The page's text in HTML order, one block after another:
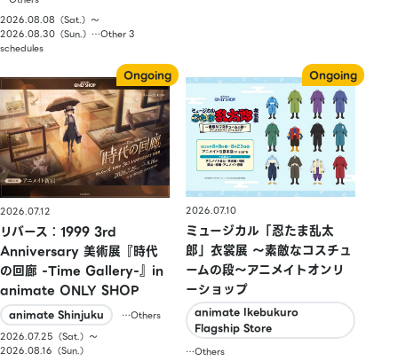
2026.08.08（Sat.）〜
2026.08.30（Sun.）…Other 3
schedules
2026.07.12
リバース：1999 3rd
Anniversary 美術展『時代
の回廊 -Time Gallery-』in
animate ONLY SHOP
animate Shinjuku
…Others
2026.07.25（Sat.）〜
2026.08.16（Sun.）
2026.07.10
ミュージカル「忍たま乱太
郎」衣裳展 ～素敵なコスチュ
ームの段～アニメイトオンリ
ーショップ
animate Ikebukuro
Flagship Store
…Others